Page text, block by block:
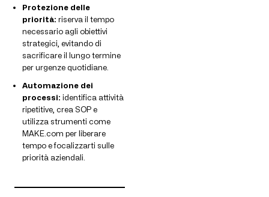
Protezione delle
priorità: riserva il tempo
necessario agli obiettivi
strategici, evitando di
sacrificare il lungo termine
per urgenze quotidiane.
Automazione dei
processi: identifica attività
ripetitive, crea SOP e
utilizza strumenti come
MAKE.com per liberare
tempo e focalizzarti sulle
priorità aziendali.